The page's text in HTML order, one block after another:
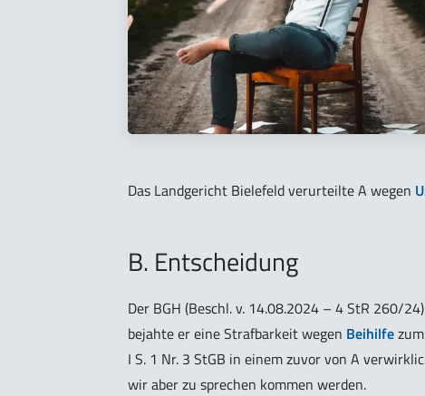
Das Landgericht Bielefeld verurteilte A wegen
B. Entscheidung
Der BGH (Beschl. v. 14.08.2024 – 4 StR 260/
bejahte er eine Strafbarkeit wegen Beihilfezum
I S. 1 Nr. 3 StGB in einem zuvor von A
wir aber zu sprechen kommen werden.